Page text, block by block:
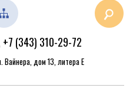
+7 (343) 310-29-72
Вайнера, дом 13, литера Е